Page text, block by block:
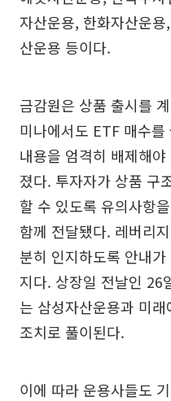
자산운용, 한화자산운
산운용 등이다.
금감원은 상품 출시를
미나에서도 ETF 매수
내용을 엄격히 배제해
졌다. 투자자가 상품 구
할 수 있도록 유의사항
함께 전달됐다. 레버리
분히 인지하도록 안내
지다. 상장일 전날인 26
는 삼성자산운용과 미
조치로 풀이된다.
이에 따라 운용사들도